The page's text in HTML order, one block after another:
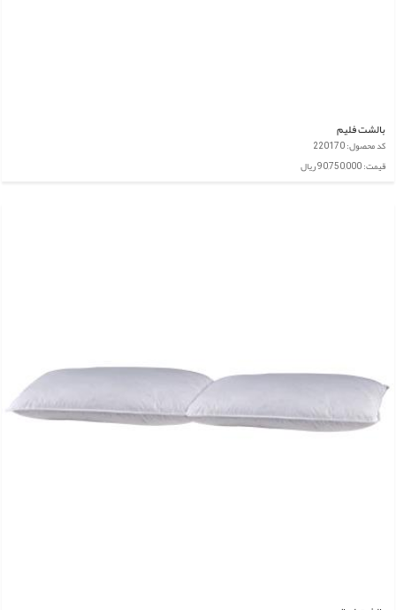
بالشت فلیم
کد محصول: 220170
قیمت: 90,750,000 ریال